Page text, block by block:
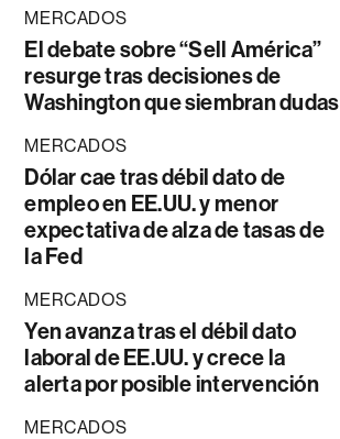
MERCADOS
El debate sobre “Sell América”
resurge tras decisiones de
Washington que siembran dudas
MERCADOS
Dólar cae tras débil dato de
empleo en EE.UU. y menor
expectativa de alza de tasas de
la Fed
MERCADOS
Yen avanza tras el débil dato
laboral de EE.UU. y crece la
alerta por posible intervención
MERCADOS